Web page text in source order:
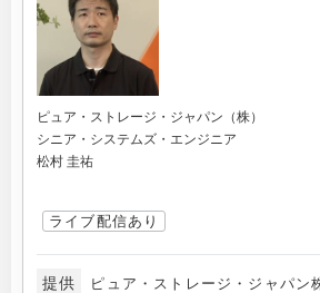
ピュア・ストレージ・ジャパン（株）
シニア・システムズ・エンジニア
松村 圭祐
ライブ配信あり
提供 ピュア・ストレージ・ジャパン